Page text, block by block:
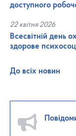
доступного
22 квітня 2026
Всесвітній день
здорове
До всіх новин